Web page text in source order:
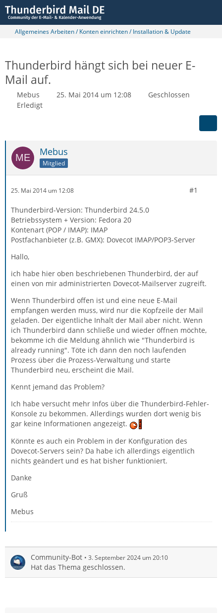
Allgemeines Arbeiten / Konten einrichten / Installation & Update
Thunderbird hängt sich bei neuer E-
Mail auf.
Mebus 25. Mai 2014 um 12:08
Geschlossen
Erledigt
Mebus
Mitglied
25. Mai 2014 um 12:08 #1
Thunderbird-Version: Thunderbird 24.5.0
Betriebssystem + Version: Fedora 20
Kontenart (POP / IMAP): IMAP
Postfachanbieter (z.B. GMX): Dovecot IMAP/POP3-Server
Hallo,
ich habe hier oben beschriebenen Thunderbird, der auf
einen von mir administrierten Dovecot-Mailserver zugreift.
Wenn Thunderbird offen ist und eine neue E-Mail
empfangen werden muss, wird nur die Kopfzeile der Mail
geladen. Der eigentliche Inhalt der Mail aber nicht. Wenn
ich Thunderbird dann schließe und wieder öffnen möchte,
bekomme ich die Meldung ähnlich wie "Thunderbird is
already running". Töte ich dann den noch laufenden
Prozess über die Prozess-Verwaltung und starte
Thunderbird neu, erscheint die Mail.
Kennt jemand das Problem?
Ich habe versucht mehr Infos über die Thunderbird-Fehler-
Konsole zu bekommen. Allerdings wurden dort wenig bis
gar keine Informationen angezeigt.
Könnte es auch ein Problem in der Konfiguration des
Dovecot-Servers sein? Da habe ich allerdings eigentlich
nichts geändert und es hat bisher funktioniert.
Danke
Gruß
Mebus
Community-Bot 3. September 2024 um 20:10
Hat das Thema geschlossen.